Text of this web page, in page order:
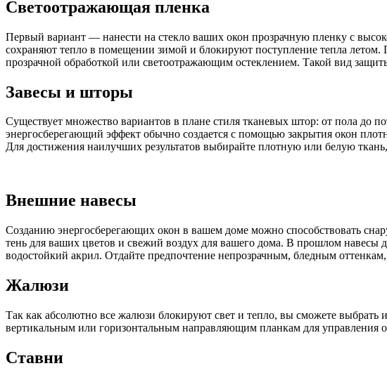
Светоотражающая пленка
Первый вариант — нанести на стекло ваших окон прозрачную пленку с
сохраняют тепло в помещении зимой и блокируют поступление тепла
прозрачной обработкой или светоотражающим остеклением. Такой вид
Завесы и шторы
Существует множество вариантов в плане стиля тканевых штор: от пола
энергосберегающий эффект обычно создается с помощью закрытия окон
Для достижения наилучших результатов выбирайте плотную или белую
Внешние навесы
Созданию энергосберегающих окон в вашем доме можно способствовать
тень для ваших цветов и свежий воздух для вашего дома. В прошлом навесы
водостойкий акрил. Отдайте предпочтение непрозрачным, бледным
Жалюзи
Так как абсолютно все жалюзи блокируют свет и тепло, вы сможете
вертикальным или горизонтальным направляющим планкам для управления
Ставни